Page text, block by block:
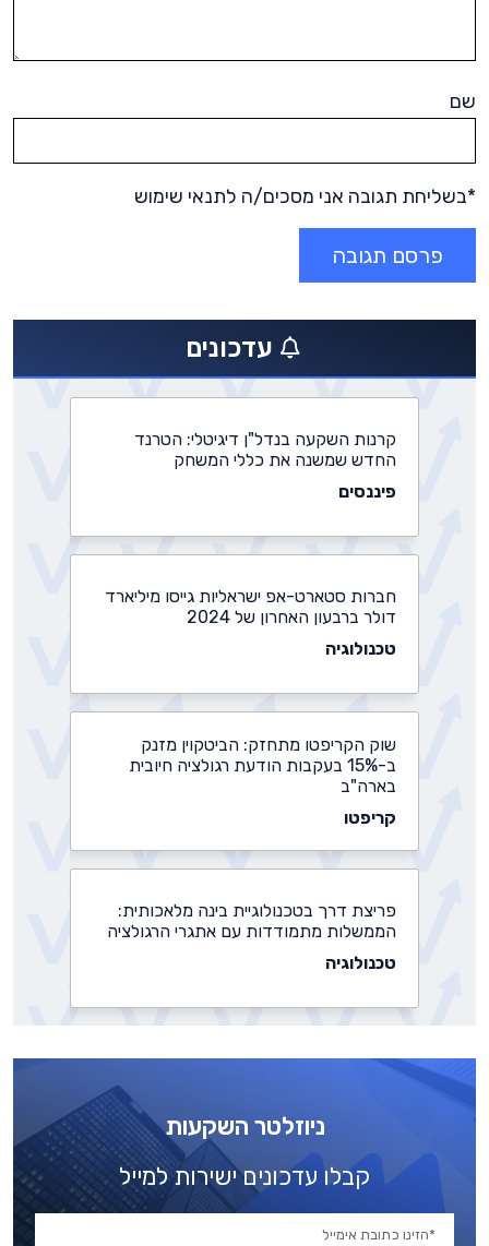
שם
*בשליחת תגובה אני מסכים/ה לתנאי שימוש
עדכונים
שקלים
קרנות השקעה בנדל"ן דיגיטלי: הטרנד
החדש שמשנה את כללי המשחק
פיננסים
חברות סטארט-אפ ישראליות גייסו מיליארד
דולר ברבעון האחרון של 2024
טכנולוגיה
שוק הקריפטו מתחזק: הביטקוין מזנק
ב-15% בעקבות הודעת רגולציה חיובית
בארה"ב
קריפטו
פריצת דרך בטכנולוגיית בינה מלאכותית:
הממשלות מתמודדות עם אתגרי הרגולציה
טכנולוגיה
נדל"ן יוקרה, ביטקוין ושורט על היואן הסיני:
שר האוצר של טראמפ צריך למכור נכסים
משרד החקלאות נגד הפיכת הותמ"ל
ניוזלטר השקעות
קבלו עדכונים ישירות למייל